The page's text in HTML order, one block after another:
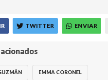
TWITTER ENVIAR
EMMA CORONEL